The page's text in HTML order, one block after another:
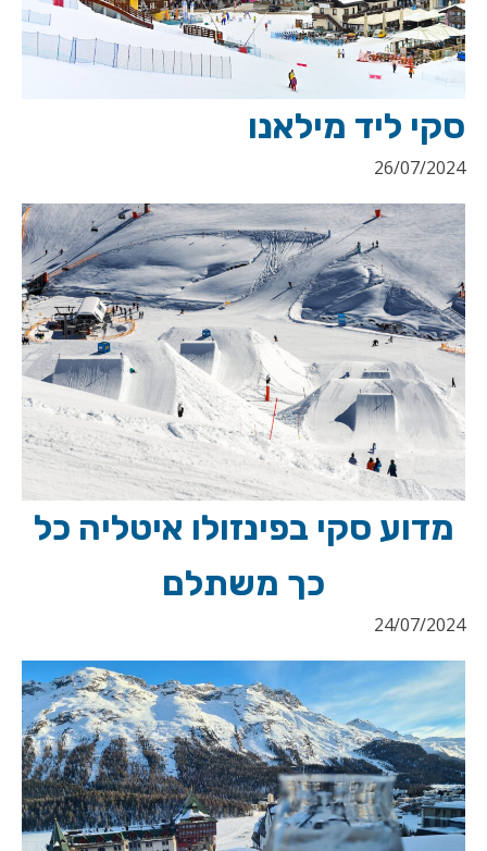
סקי ליד מילאנו
26/07/2024
מדוע סקי בפינזולו איטליה כל
כך משתלם
24/07/2024